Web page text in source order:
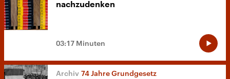
nachzudenken
03:17 Minuten
74 Jahre Grundgesetz